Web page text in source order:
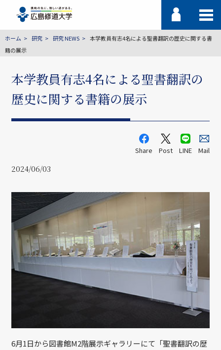
ホーム 研究 研究 NEWS
本学教員有志4名による聖書翻訳の歴史に関する書
籍の展示
本学教員有志4名による聖書翻訳の
歴史に関する書籍の展示
Share Post LINE Mail
2024/06/03
6月1日から図書館M2階展示ギャラリーにて「聖書翻訳の歴